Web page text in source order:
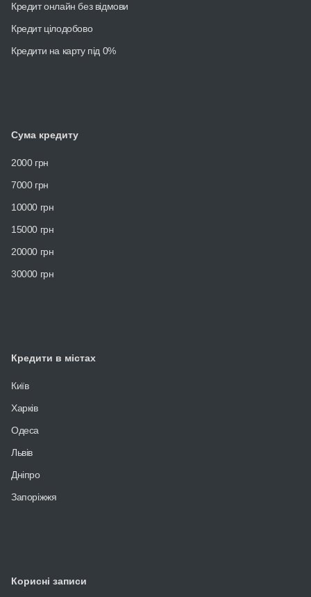
Кредит онлайн без відмови
Кредит цілодобово
Кредити на карту під 0%
Сума кредиту
2000 грн
7000 грн
10000 грн
15000 грн
20000 грн
30000 грн
Кредити в містах
Київ
Харків
Одеса
Львів
Дніпро
Запоріжжя
Корисні записи